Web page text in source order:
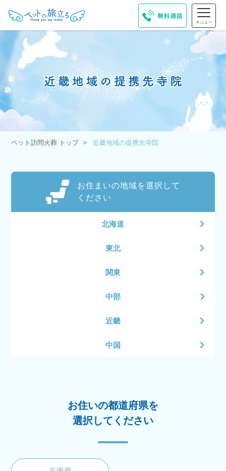
ペット訪問火葬 トップ 近畿地域の提携先寺院
お住まいの地域を選択して
ください
北海道
東北
関東
中部
近畿
中国
お住いの都道府県を
選択してください